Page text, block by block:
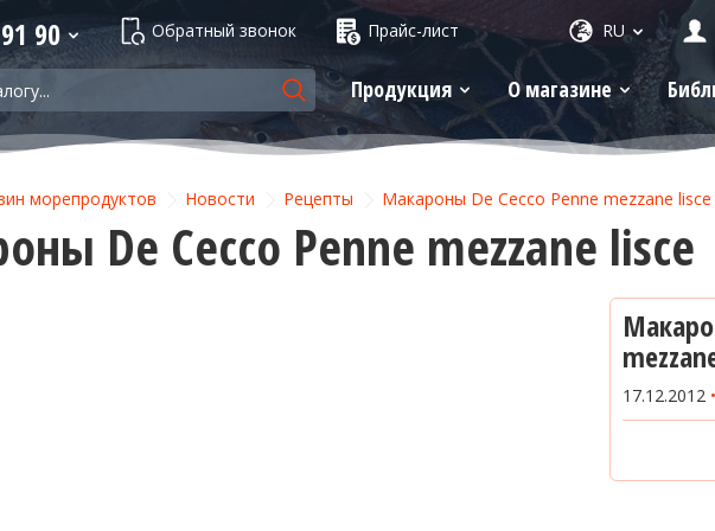
90 Обратный звонок Прайс-лист RU
Продукция О магазине
морепродуктов Новости Рецепты Макароны De Cecco Penne mezzane lisce
De Cecco Penne mezzane lisce
17.12.2012